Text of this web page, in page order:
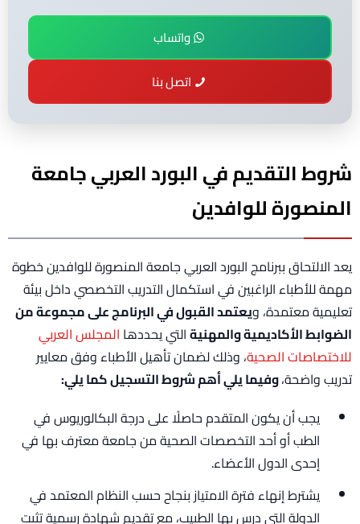
واتساب
اتصل بنا
شروط التقديم في البورد العربي جامعة
المنصورة للوافدين
يعد الالتحاق ببرنامج البورد العربي جامعة المنصورة للوافدين خطوة
مهمة للأطباء الراغبين في استكمال التدريب التخصصي داخل بيئة
تعليمية معتمدة، ويعتمد القبول في البرنامج على مجموعة من
الضوابط الأكاديمية والمهنيةالتي يحددها المجلس العربي
للاختصاصات الصحية، وذلك لضمان تأهيل الأطباء وفق معايير
تدريب واضحة،وفيما يلي أهم شروط التسجيل كما يلي:
يجب أن يكون المتقدم حاصلًا على درجة البكالوريوس في
الطب أو أحد التخصصات الصحية من جامعة معترف بها في
إحدى الدول الأعضاء.
يشترط إنهاء فترة الامتياز بنجاح حسب النظام المعتمد في
الدولة التي درس بها الطبيب، مع تقديم شهادة رسمية تثبت